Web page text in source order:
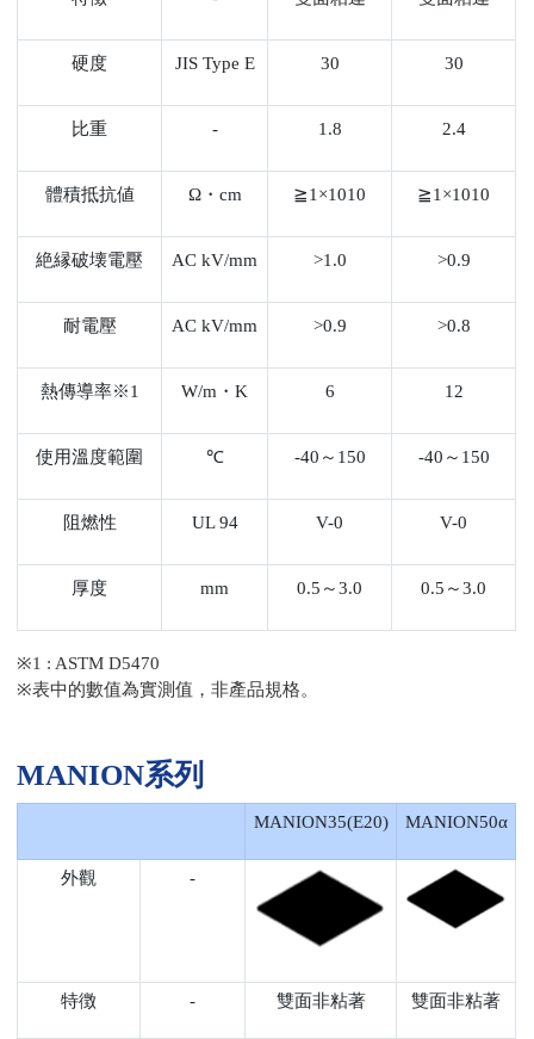
硬度 JIS Type E 30 30
比重 - 1.8 2.4
體積抵抗値 Ω・cm ≧1×1010 ≧1×1010
絶縁破壊電壓 AC kV/mm >1.0 >0.9
耐電壓 AC kV/mm >0.9 >0.8
熱傳導率※1 W/m ・K 6 12
使用溫度範圍 ℃ -40 ～150 -40 ～150
阻燃性 UL 94 V-0 V-0
厚度 mm 0.5 ～3.0 0.5 ～3.0
※1 : ASTM D5470
※表中的數值為實測值，非產品規格。
MANION系列
MANION35(E20) MANION50α
外觀 -
特徴 - 雙面非粘著 雙面非粘著